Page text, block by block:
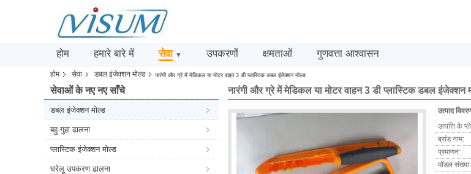
होम हमारे बारे में सेवा ▼ उपकरणों क्षमताओं गुणवत्ता आश्वासन
होम सेवा डबल इंजेक्शन मोल्ड नारंगी और ग्रे में मेडिकल या मोटर वाहन 3 डी प्लास्टिक डबल इंजेक्शन मोल्ड
सेवाओं के नए नए साँचे
डबल इंजेक्शन मोल्ड
बहु गुहा ढालना
प्लास्टिक इंजेक्शन मोल्ड
घरेलू उपकरण ढालना
नारंगी और ग्रे में मेडिकल या मोटर वाहन 3 डी प्लास्टिक डबल इंजेक्शन
उत्पाद
उत्पत्ति के
ब्रांड नाम:
प्रमाणन:
मॉडल संख्या: